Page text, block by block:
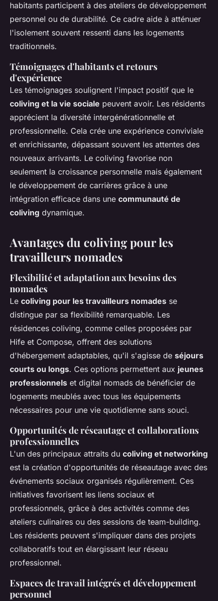
habitants participent à des ateliers de développement
personnel ou de durabilité. Ce cadre aide à atténuer
l'isolement souvent ressenti dans les logements
traditionnels.
Témoignages d'habitants et retours
d'expérience
Les témoignages soulignent l'impact positif que le
coliving et la vie sociale peuvent avoir. Les résidents
apprécient la diversité intergénérationnelle et
professionnelle. Cela crée une expérience conviviale
et enrichissante, dépassant souvent les attentes des
nouveaux arrivants. Le coliving favorise non
seulement la croissance personnelle mais également
le développement de carrières grâce à une
intégration efficace dans une communauté de
coliving dynamique.
Avantages du coliving pour les
travailleurs nomades
Flexibilité et adaptation aux besoins des
nomades
Le coliving pour les travailleurs nomades se
distingue par sa flexibilité remarquable. Les
résidences coliving, comme celles proposées par
Hife et Compose, offrent des solutions
d'hébergement adaptables, qu'il s'agisse de séjours
courts ou longs. Ces options permettent aux jeunes
professionnels et digital nomads de bénéficier de
logements meublés avec tous les équipements
nécessaires pour une vie quotidienne sans souci.
Opportunités de réseautage et collaborations
professionnelles
L'un des principaux attraits du coliving et networking
est la création d'opportunités de réseautage avec des
événements sociaux organisés régulièrement. Ces
initiatives favorisent les liens sociaux et
professionnels, grâce à des activités comme des
ateliers culinaires ou des sessions de team-building.
Les résidents peuvent s'impliquer dans des projets
collaboratifs tout en élargissant leur réseau
professionnel.
Espaces de travail intégrés et développement
personnel